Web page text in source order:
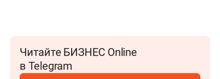
Читайте БИЗНЕС Online
в Telegram